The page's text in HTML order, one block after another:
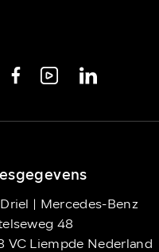
| Mercedes-Benz
48
VC Liempde Nederland